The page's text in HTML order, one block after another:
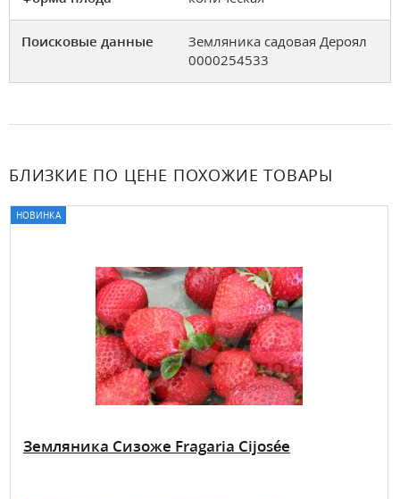
Поисковые данные
Земляника садовая Дероял
0000254533
БЛИЗКИЕ ПО ЦЕНЕ ПОХОЖИЕ ТОВАРЫ
НОВИНКА
Земляника Сизоже Fragaria Cijosée